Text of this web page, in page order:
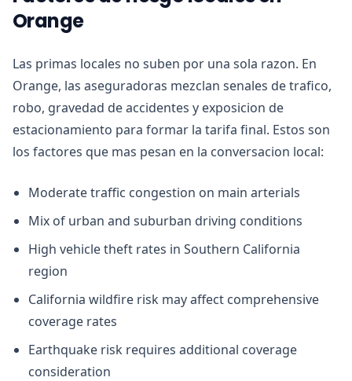
Orange
Las primas locales no suben por una sola razon. En
Orange, las aseguradoras mezclan senales de trafico,
robo, gravedad de accidentes y exposicion de
estacionamiento para formar la tarifa final. Estos son
los factores que mas pesan en la conversacion local:
Moderate traffic congestion on main arterials
Mix of urban and suburban driving conditions
High vehicle theft rates in Southern California
region
California wildfire risk may affect comprehensive
coverage rates
Earthquake risk requires additional coverage
consideration